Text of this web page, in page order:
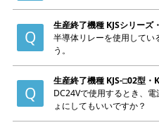
生産終了機種 KJSシリーズ
半導体リレーを使用してい
う。
生産終了機種 KJS-□02型・
DC24Vで使用するとき、
ょにしてもいいですか？